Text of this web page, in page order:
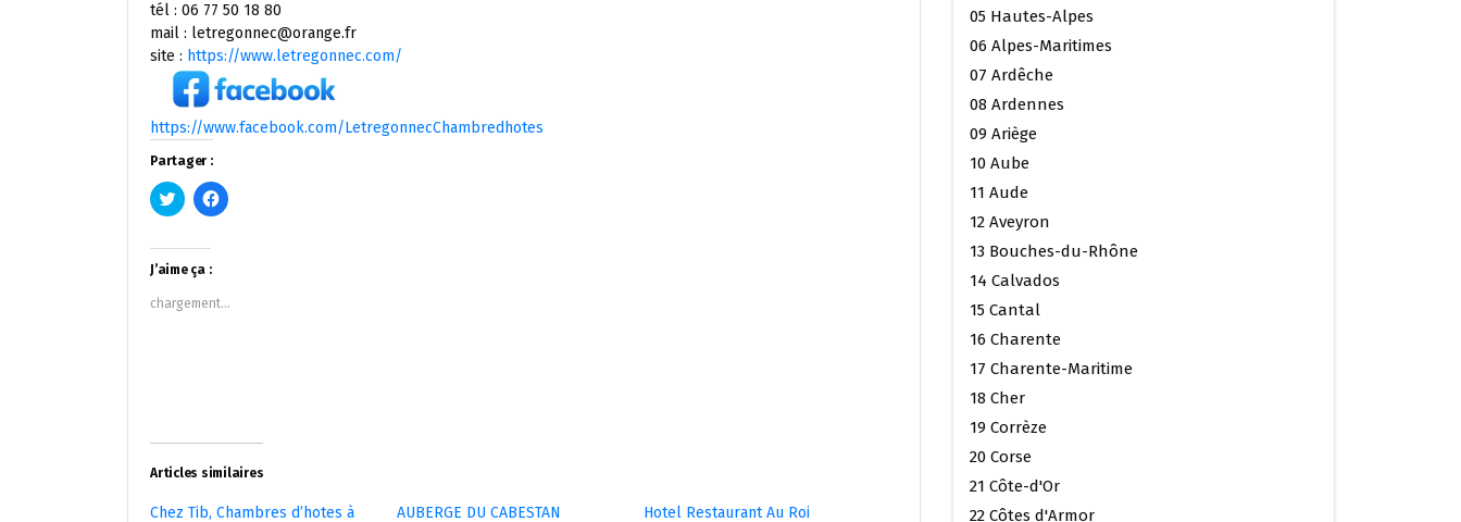
tél : 06 77 50 18 80
mail : letregonnec@orange.fr
site : https://www.letregonnec.com/
https://www.facebook.com/LetregonnecChambredhotes
Partager :
Cliquez
pour
Twitter(ouvre
dans
une
nouvelle
fenêtre)
Cliquez
pour
fenêtre)
J’aime ça :
chargement…
Articles similaires
Chez Tib, Chambres d’hotes à
AUBERGE DU CABESTAN
Hotel Restaurant Au Roi
05 Hautes-Alpes
06 Alpes-Maritimes
07 Ardêche
08 Ardennes
09 Ariège
10 Aube
11 Aude
12 Aveyron
13 Bouches-du-Rhône
14 Calvados
15 Cantal
16 Charente
17 Charente-Maritime
18 Cher
19 Corrèze
20 Corse
21 Côte-d'Or
22 Côtes d'Armor